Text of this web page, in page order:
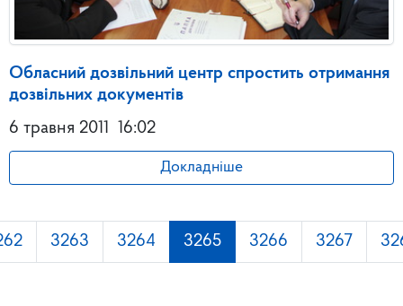
Обласний дозвільний центр спростить отримання
дозвільних документів
6 травня 2011
16:02
Докладніше
3263 3264 3265 3266 3267